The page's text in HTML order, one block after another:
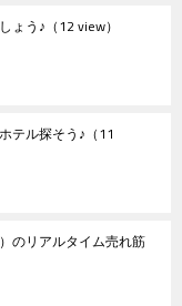
ょう♪ （12 view）
テル探そう♪ （11
のリアルタイム売れ筋